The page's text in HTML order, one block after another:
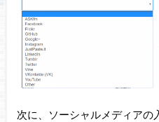
次に、ソーシャルメディアの